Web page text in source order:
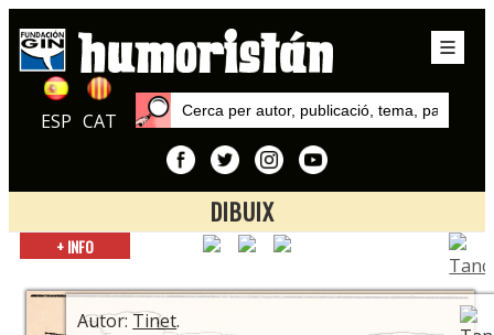
ESP CAT
DIBUIX
Inici
Tinet
+ INFO
Autor:Tinet.